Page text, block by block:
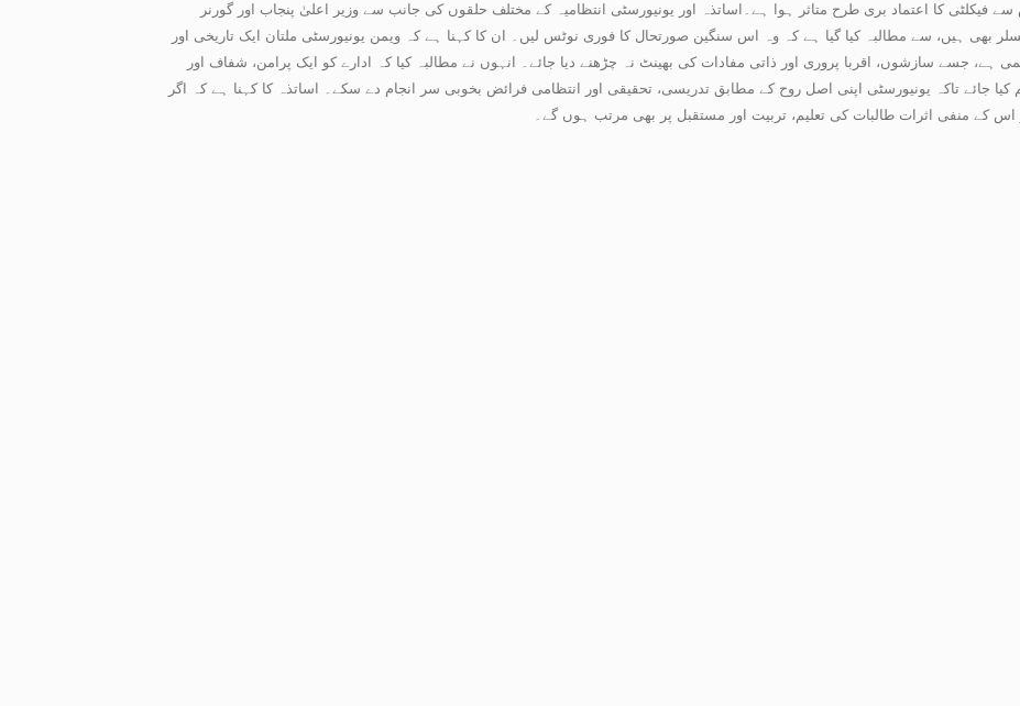
فیکلٹی کا اعتماد بری طرح متاثر ہوا ہے۔اساتذہ اور یونیورسٹی انتظامیہ کے مختلف حلقوں کی جانب سے وزیر اعلیٰ پنجاب اور گورنر
بھی ہیں، سے مطالبہ کیا گیا ہے کہ وہ اس سنگین صورتحال کا فوری نوٹس لیں۔ ان کا کہنا ہے کہ ویمن یونیورسٹی ملتان ایک تاریخی اور
ہے، جسے سازشوں، اقربا پروری اور ذاتی مفادات کی بھینٹ نہ چڑھنے دیا جائے۔ انہوں نے مطالبہ کیا کہ ادارے کو ایک پرامن، شفاف اور
جائے تاکہ یونیورسٹی اپنی اصل روح کے مطابق تدریسی، تحقیقی اور انتظامی فرائض بخوبی سر انجام دے سکے۔ اساتذہ کا کہنا ہے کہ اگر
اس کے منفی اثرات طالبات کی تعلیم، تربیت اور مستقبل پر بھی مرتب ہوں گے۔